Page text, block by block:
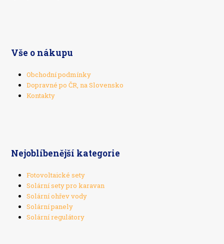
Vše o nákupu
Obchodní podmínky
Dopravné po ČR, na Slovensko
Kontakty
Nejoblíbenější kategorie
Fotovoltaické sety
Solární sety pro karavan
Solární ohřev vody
Solární panely
Solární regulátory